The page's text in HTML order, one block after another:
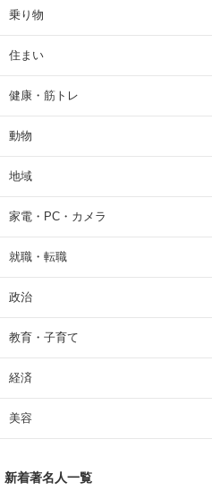
乗り物
住まい
健康・筋トレ
動物
地域
家電・PC・カメラ
就職・転職
政治
教育・子育て
経済
美容
新着著名人一覧